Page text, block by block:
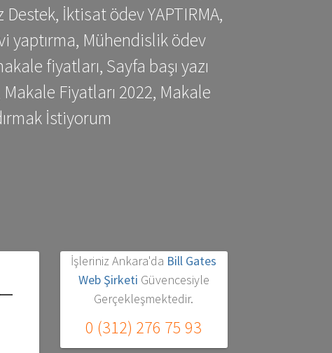
Destek, İktisat ödev YAPTIRMA,
yaptırma, Mühendislik ödev
fiyatları, Sayfa başı yazı
Fiyatları 2022, Makale
İstiyorum
İşleriniz Ankara'da Bill Gates
Web Şirketi Güvencesiyle
Gerçekleşmektedir.
0 (312) 276 75 93